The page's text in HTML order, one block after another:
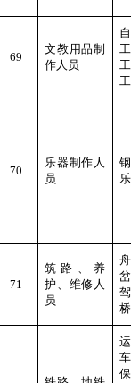
69
文教用品制
作人员
70
乐器制作人
员
71
筑路、养
护、维修人
员